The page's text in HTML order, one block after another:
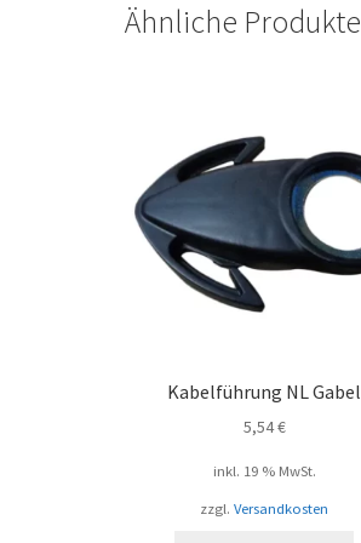
Ähnliche Produkte
Kabelführung NL Gabel
5,54€
inkl. 19 % MwSt.
zzgl.Versandkosten